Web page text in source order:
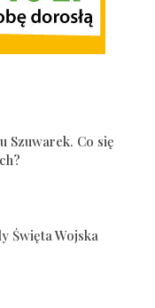
Szuwarek. Co się
Święta Wojska